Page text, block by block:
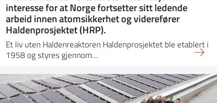
interesse for at Norge fortsetter sitt ledende
arbeid innen atomsikkerhet og viderefører
Haldenprosjektet (HRP).
Et liv uten Haldenreaktoren Haldenprosjektet ble etablert i
1958 og styres gjennom…